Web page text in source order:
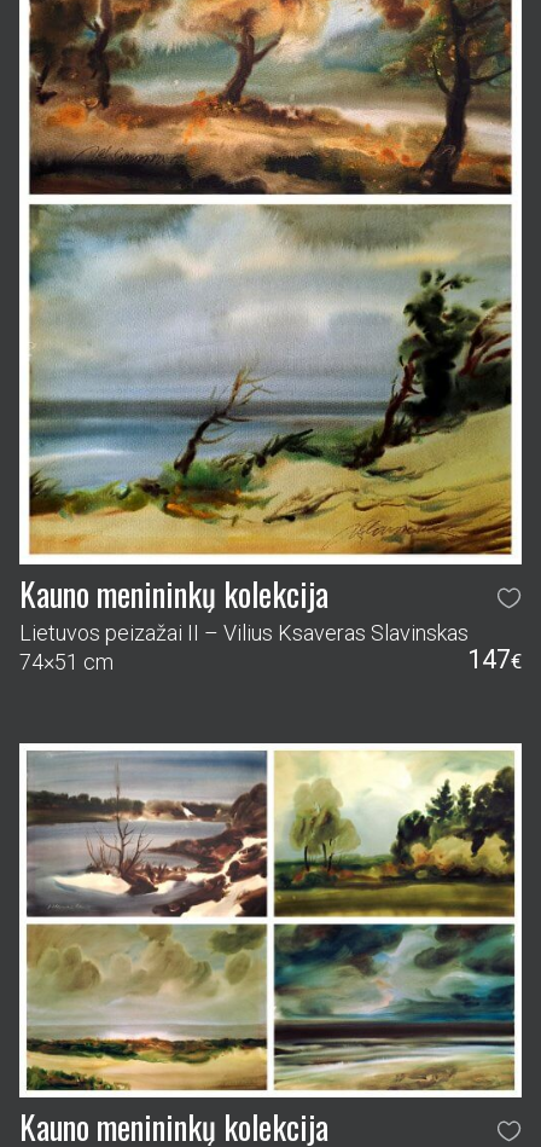
Kauno menininkų kolekcija
Lietuvos peizažai II – Vilius Ksaveras Slavinskas
74×51 cm
147€
Kauno menininkų kolekcija